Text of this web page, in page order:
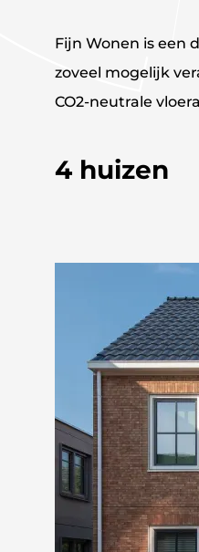
Fijn Wonen is een
zoveel mogelijk
CO2-neutrale
4 huizen